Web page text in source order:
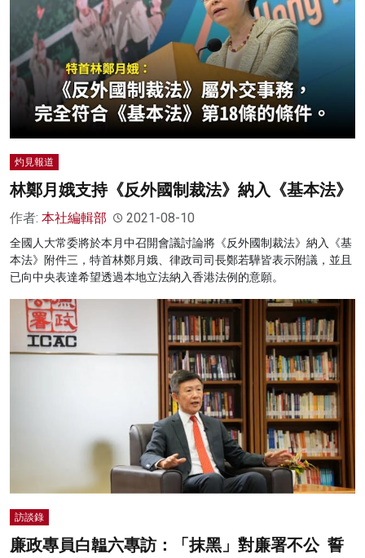
灼見報道
林鄭月娥支持《反外國制裁法》納入《基本法》
作者: 本社編輯部 2021-08-10
全國人大常委將於本月中召開會議討論將《反外國制裁法》納入《基
本法》附件三，特首林鄭月娥、律政司司長鄭若驊皆表示附議，並且
已向中央表達希望透過本地立法納入香港法例的意願。
訪談錄
廉政專員白韞六專訪：「抹黑」對廉署不公 誓